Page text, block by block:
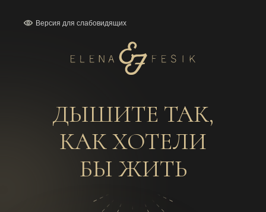
ДЫШИТЕ ТАК,
КАК ХОТЕЛИ
БЫ ЖИТЬ
Версия для слабовидящих